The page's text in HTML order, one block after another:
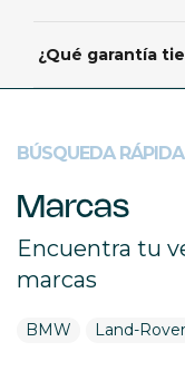
carné A2 o superior.
¿Qué garantía
BÚSQUEDA RÁPIDA
Marcas
Encuentra tu
marcas
BMW Land-Rover